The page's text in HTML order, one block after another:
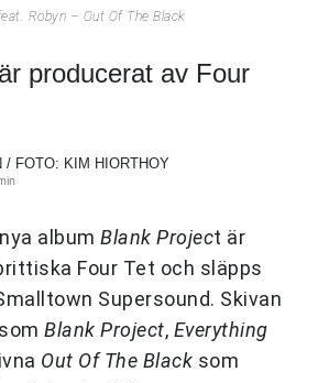
Robyn – Out Of The Black
producerat av Four
/ FOTO: KIM HIORTHOY
album Blank Project är
Four Tet och släpps
Supersound. Skivan
Blank Project, Everything
Out Of The Black som